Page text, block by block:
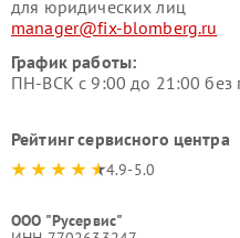
для юридических лиц
manager@fix-blomberg.ru
График работы:
ПН-ВСК с 9:00 до 21:00
Рейтинг сервисного центра
4.9-5.0
ООО "Русервис"